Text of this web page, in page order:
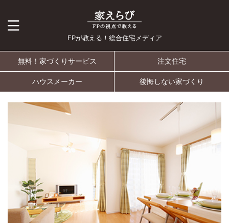
FPが教える！総合住宅メディア
無料！家づくりサービス 注文住宅
ハウスメーカー 後悔しない家づくり